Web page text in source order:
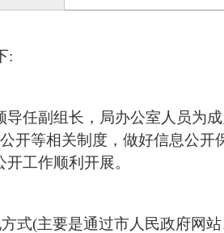
:
任副组长，局办公室人员为
开等相关制度，做好信息公开
工作顺利开展。
式(主要是通过市人民政府网